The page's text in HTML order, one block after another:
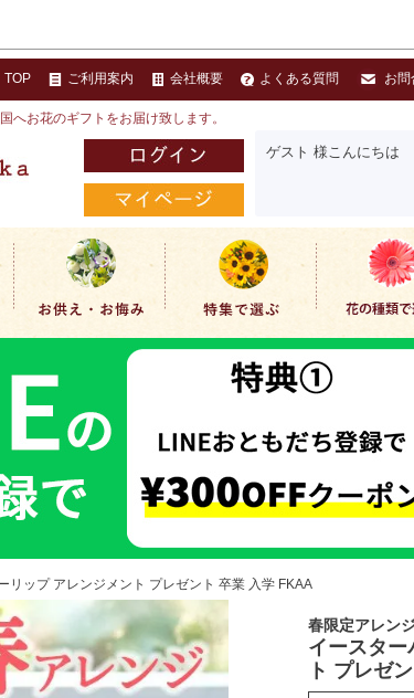
TOP ご利用案内 会社概要 よくある質問 お問
へお花のギフトをお届け致します。
ゲスト 様こんにちは
リップ アレンジメント プレゼント 卒業 入学 FKAA
春限定アレン
イースター
ト プレゼ